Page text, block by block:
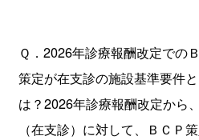
Ｑ．2026年診療報酬改定での
策定が在支診の施設基準要件
は？2026年診療報酬改定から
（在支診）に対して、ＢＣＰ